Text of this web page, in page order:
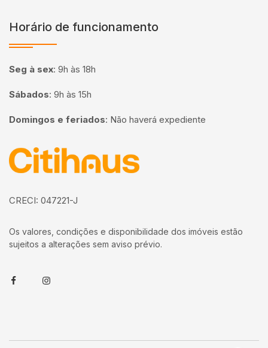
Horário de funcionamento
Seg à sex: 9h às 18h
Sábados: 9h às 15h
Domingos e feriados: Não haverá expediente
Página inicial
CRECI: 047221-J
Os valores, condições e disponibilidade dos imóveis estão
sujeitos a alterações sem aviso prévio.
FacebookInstagram